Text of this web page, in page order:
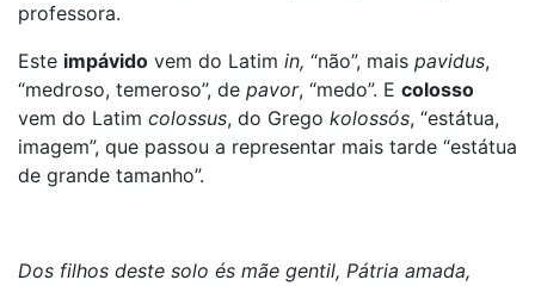
professora.
Este impávido vem do Latim in, “não”, mais pavidus,
“medroso, temeroso”, de pavor, “medo”. E colosso
vem do Latim colossus, do Grego kolossós, “estátua,
imagem”, que passou a representar mais tarde “estátua
de grande tamanho”.
Dos filhos deste solo és mãe gentil, Pátria amada,